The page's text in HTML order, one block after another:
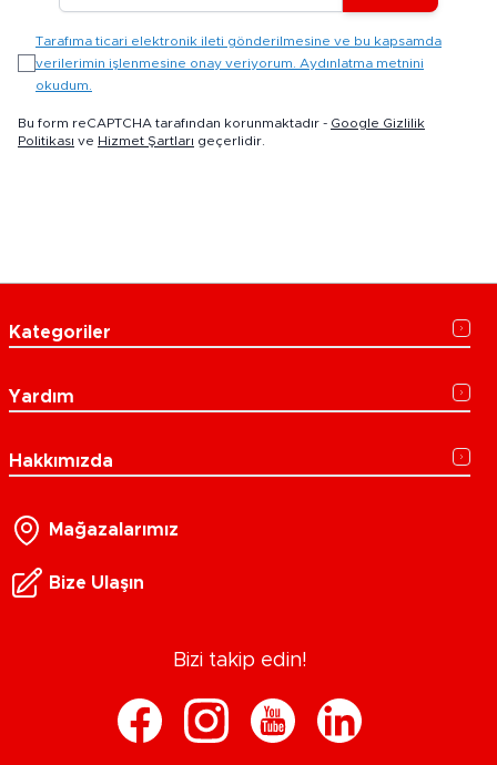
Tarafıma ticari elektronik ileti gönderilmesine ve bu kapsamda
verilerimin işlenmesine onay veriyorum. Aydınlatma metnini
okudum.
Bu form reCAPTCHA tarafından korunmaktadır - Google Gizlilik
Politikası ve Hizmet Şartları geçerlidir.
Kategoriler
Yardım
Hakkımızda
Mağazalarımız
Bize Ulaşın
Bizi takip edin!